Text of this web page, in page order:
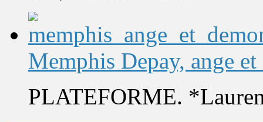
Memphis Depay, ange et
PLATEFORME.